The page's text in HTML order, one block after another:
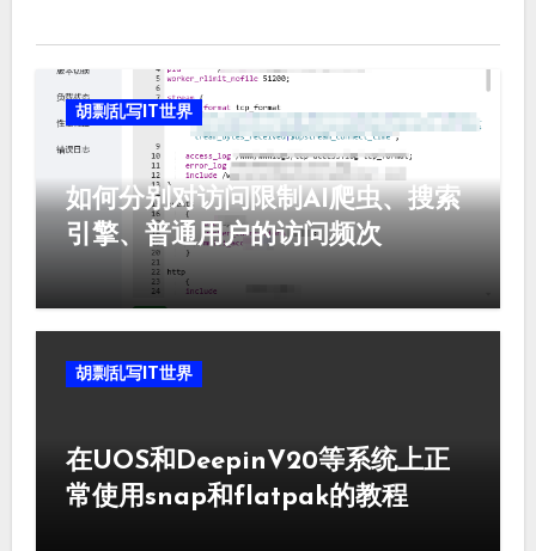
胡剽乱写IT世界
如何分别对访问限制AI爬虫、搜索
引擎、普通用户的访问频次
胡剽乱写IT世界
在UOS和DeepinV20等系统上正
常使用snap和flatpak的教程